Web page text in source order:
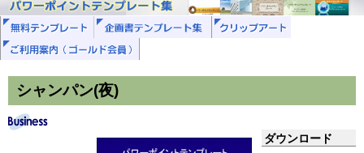
シャンパン(夜)
ダウンロード